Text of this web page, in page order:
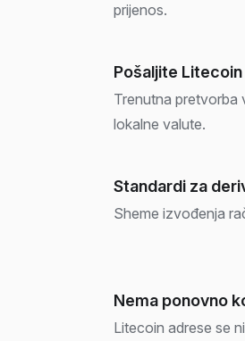
prijenos.
Pošaljite
Trenutna pretvorba
lokalne valute.
Standardi za
Sheme izvođenja
Nema ponovno
Litecoin adrese se